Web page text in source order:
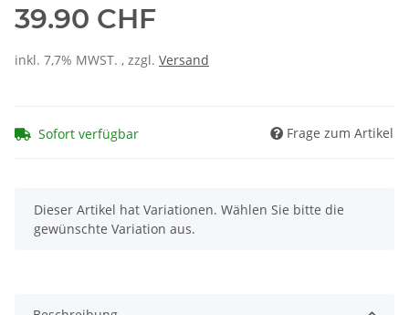
39.90 CHF
inkl. 7,7% MWST. , zzgl. Versand
Sofort verfügbar Frage zum Artikel
x
Dieser Artikel hat Variationen. Wählen Sie bitte die
gewünschte Variation aus.